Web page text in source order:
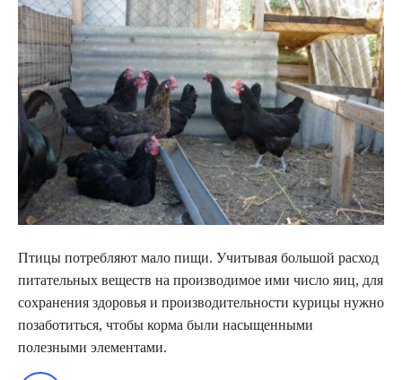
Птицы потребляют мало пищи. Учитывая большой расход
питательных веществ на производимое ими число яиц, для
сохранения здоровья и производительности курицы нужно
позаботиться, чтобы корма были насыщенными
полезными элементами.